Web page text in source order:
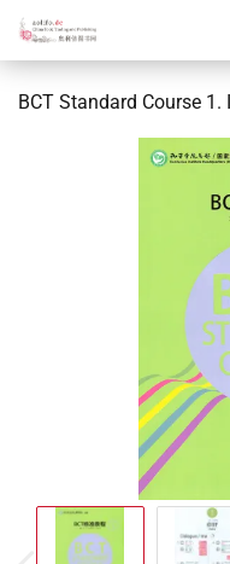
BCT Standard Course